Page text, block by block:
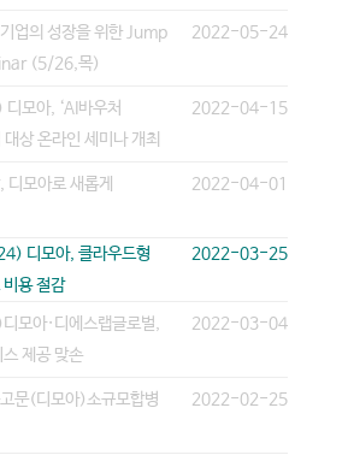
업의 성장을 위한 Jump
(5/26,목)
2022-05-24
모아, ‘AI바우처
상 온라인 세미나 개최
2022-04-15
디모아로 새롭게
2022-04-01
디모아, 클라우드형
용 절감
2022-03-25
모아·디에스랩글로벌,
제공 맞손
2022-03-04
문(디모아)소규모합병
2022-02-25